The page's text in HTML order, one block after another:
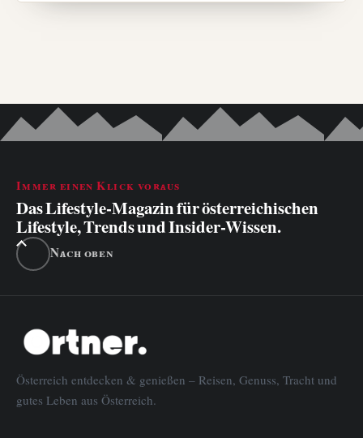
Immer einen Klick voraus
Das Lifestyle-Magazin für österreichischen
Lifestyle, Trends und Insider-Wissen.
Nach oben
Österreich entdecken & genießen – Reisen, Genuss, Tracht und
gutes Leben aus Österreich.